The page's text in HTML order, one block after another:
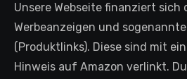
Unsere Webseite finanziert
Werbeanzeigen und
(Produktlinks). Diese sind mit
Hinweis auf Amazon verlinkt.